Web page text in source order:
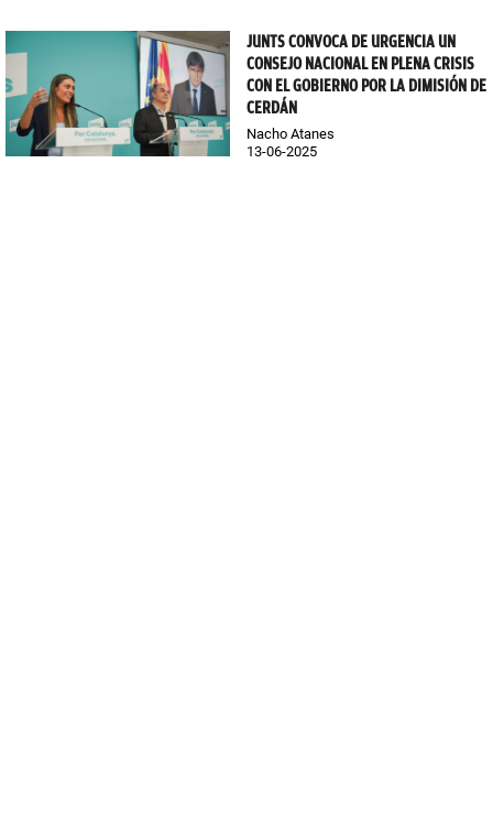
JUNTS CONVOCA DE URGENCIA UN
CONSEJO NACIONAL EN PLENA CRISIS
CON EL GOBIERNO POR LA DIMISIÓN DE
CERDÁN
Nacho Atanes
13-06-2025